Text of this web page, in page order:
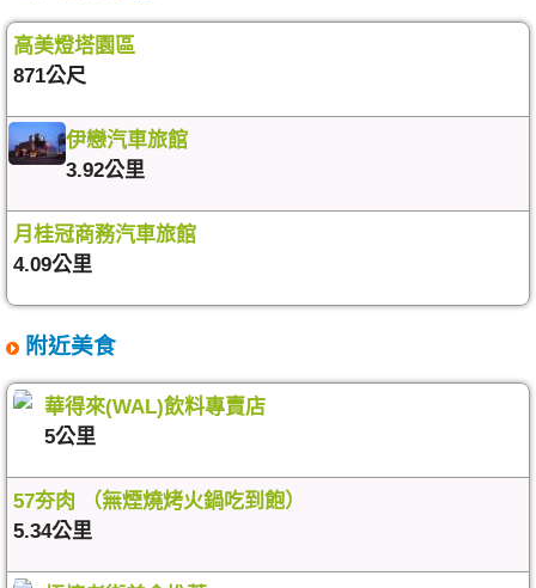
高美燈塔園區
871公尺
伊戀汽車旅館
3.92公里
月桂冠商務汽車旅館
4.09公里
附近美食
華得來(WAL)飲料專賣店
5公里
57夯肉 （無煙燒烤火鍋吃到飽）
5.34公里